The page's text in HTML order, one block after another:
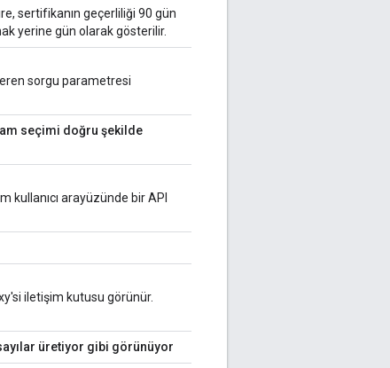
sertifikanın geçerliliği 90 gün
yerine gün olarak gösterilir.
sorgu parametresi
seçimi doğru şekilde
kullanıcı arayüzünde bir API
iletişim kutusu görünür.
üretiyor gibi görünüyor